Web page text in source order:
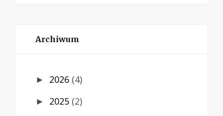
Archiwum
► 2026 (4)
► 2025 (2)